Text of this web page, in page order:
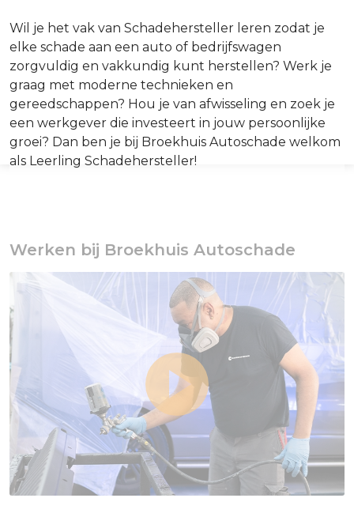
Wil je het vak van Schadehersteller leren zodat je
elke schade aan een auto of bedrijfswagen
zorgvuldig en vakkundig kunt herstellen? Werk je
graag met moderne technieken en
gereedschappen? Hou je van afwisseling en zoek je
een werkgever die investeert in jouw persoonlijke
groei? Dan ben je bij Broekhuis Autoschade welkom
als Leerling Schadehersteller!
Werken bij Broekhuis Autoschade